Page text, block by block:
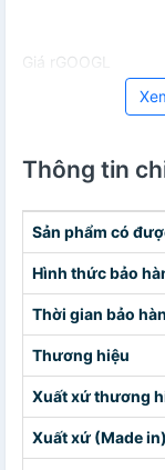
Giá rGOOGL
Thông tin
Sản phẩm có
Hình thức bảo
Thời gian bảo
Thương hiệu
Xuất xứ thương
Xuất xứ (Made in)